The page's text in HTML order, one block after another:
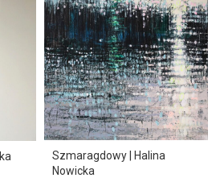
Szmaragdowy | Halina
Nowicka